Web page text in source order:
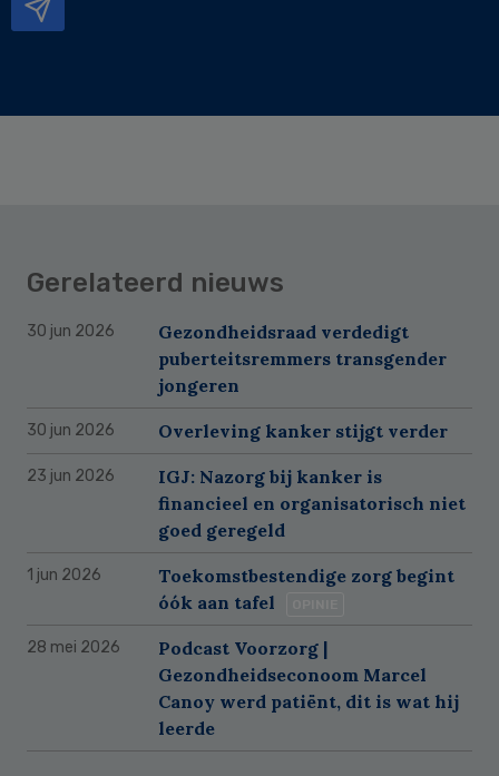
Gerelateerd nieuws
30 jun 2026
Gezondheidsraad verdedigt
puberteitsremmers transgender
jongeren
30 jun 2026 Overleving kanker stijgt verder
23 jun 2026
IGJ: Nazorg bij kanker is
financieel en organisatorisch niet
goed geregeld
1 jun 2026
Toekomstbestendige zorg begint
óók aan tafel
28 mei 2026
Podcast Voorzorg |
Gezondheidseconoom Marcel
Canoy werd patiënt, dit is wat hij
leerde